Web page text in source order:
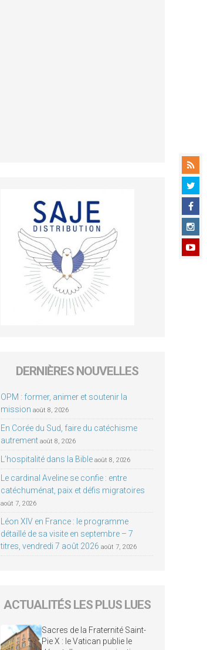
DERNIÈRES NOUVELLES
OPM : former, animer et soutenir la
mission août 8, 2026
En Corée du Sud, faire du catéchisme
autrement août 8, 2026
L’hospitalité dans la Bible août 8, 2026
Le cardinal Aveline se confie : entre
catéchuménat, paix et défis migratoires
août 7, 2026
Léon XIV en France : le programme
détaillé de sa visite en septembre – 7
titres, vendredi 7 août 2026 août 7, 2026
ACTUALITÉS LES PLUS LUES
Sacres de la Fraternité Saint-
Pie X : le Vatican publie le